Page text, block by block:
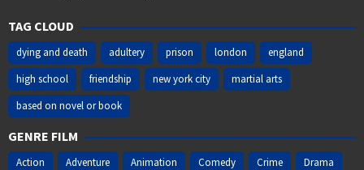
TAG CLOUD
dying and death adultery prison london
england
high school
friendship new york city
martial arts
based on novel or book
GENRE FILM
Action Adventure Animation Comedy Crime Drama